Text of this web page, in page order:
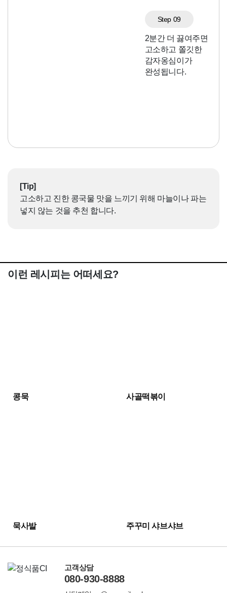
Step 09
2분간 더 끓여주면
고소하고 쫄깃한
감자옹심이가
완성됩니다.
[Tip]
고소하고 진한 콩국물 맛을 느끼기 위해 마늘이나 파는
넣지 않는 것을 추천 합니다.
이런 레시피는 어떠세요?
콩묵 사골떡볶이
묵사발 주꾸미 샤브샤브
고객상담
080-930-8888